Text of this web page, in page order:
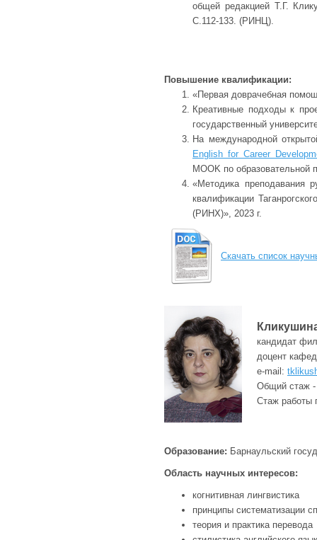
общей редакцией Т.Г.
С.112-133. (РИНЦ).
Повышение квалификации:
«Первая доврачебная
Креативные подходы к
государственный
На международной
English for Career
MOOK по образовательной
«Методика преподавания
квалификации
(РИНХ)», 2023 г.
Скачать список
кандидат
доцент
e-mail:
Общий стаж -
Стаж работы
Образование: Барнаульский
Область научных интересов:
когнитивная лингвистика
принципы систематизации
теория и практика перевода